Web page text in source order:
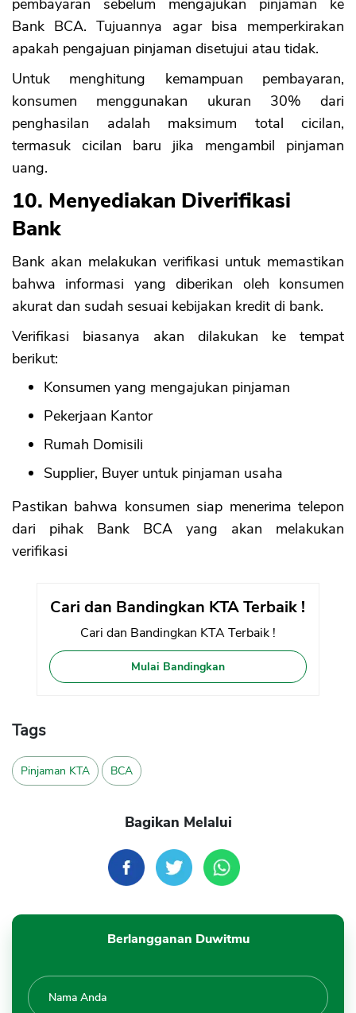
pembayaran sebelum mengajukan pinjaman ke
Bank BCA. Tujuannya agar bisa memperkirakan
apakah pengajuan pinjaman disetujui atau tidak.
Untuk menghitung kemampuan pembayaran,
konsumen menggunakan ukuran 30% dari
penghasilan adalah maksimum total cicilan,
termasuk cicilan baru jika mengambil pinjaman
uang.
10. Menyediakan Diverifikasi
Bank
Bank akan melakukan verifikasi untuk memastikan
bahwa informasi yang diberikan oleh konsumen
akurat dan sudah sesuai kebijakan kredit di bank.
Verifikasi biasanya akan dilakukan ke tempat
berikut:
Konsumen yang mengajukan pinjaman
Pekerjaan Kantor
Rumah Domisili
Supplier, Buyer untuk pinjaman usaha
Pastikan bahwa konsumen siap menerima telepon
dari pihak Bank BCA yang akan melakukan
verifikasi
Cari dan Bandingkan KTA Terbaik !
Cari dan Bandingkan KTA Terbaik !
Mulai Bandingkan
Tags
Pinjaman KTA BCA
Bagikan Melalui
Berlangganan Duwitmu